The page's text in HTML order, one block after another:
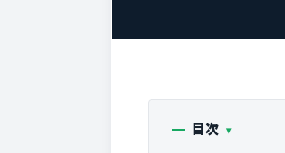
目次